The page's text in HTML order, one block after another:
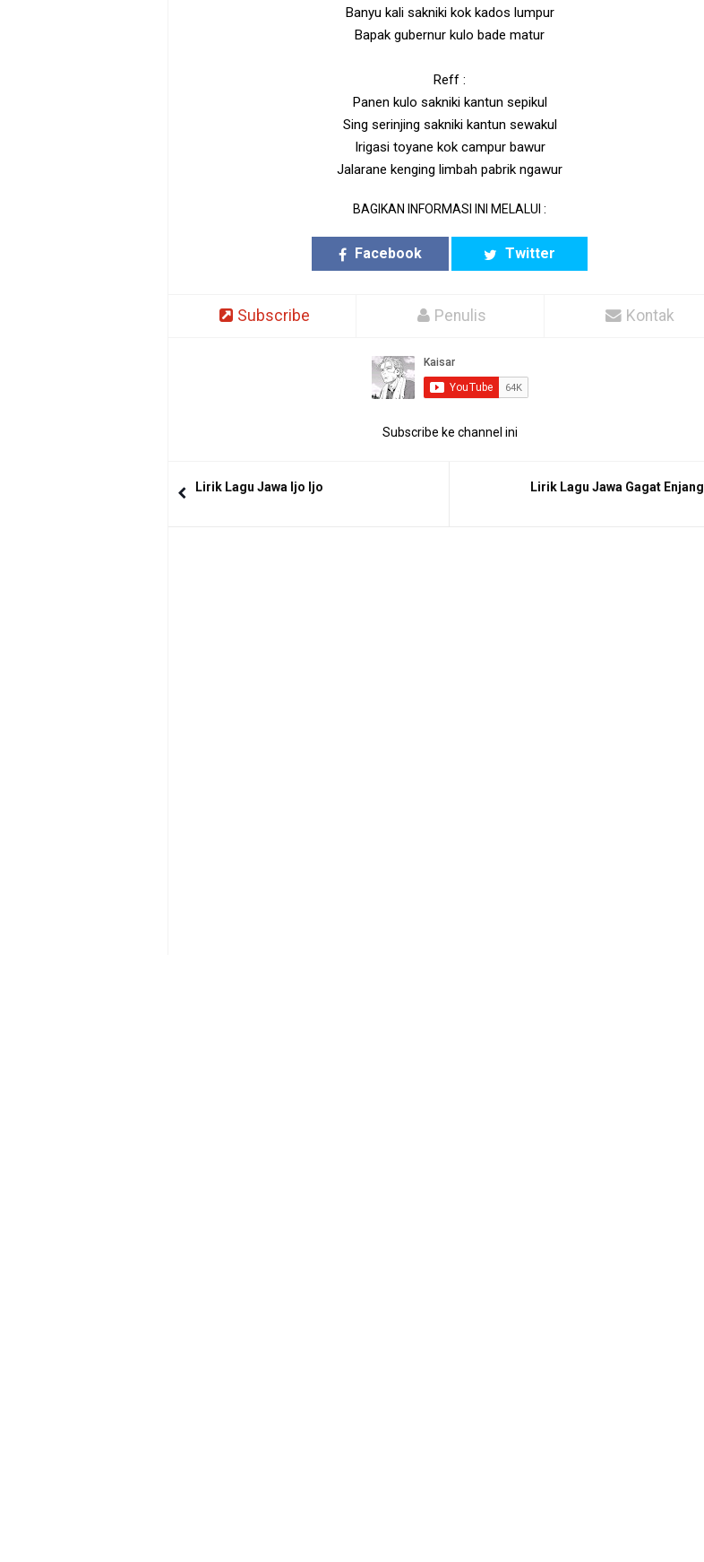
Banyu kali sakniki kok kados lumpur
Bapak gubernur kulo bade matur
Reff :
Panen kulo sakniki kantun sepikul
Sing serinjing sakniki kantun sewakul
Irigasi toyane kok campur bawur
Jalarane kenging limbah pabrik ngawur
BAGIKAN INFORMASI INI MELALUI :
Facebook Twitter
Subscribe Penulis Kontak
Subscribe ke channel ini
Lirik Lagu Jawa Ijo Ijo Lirik Lagu Jawa Gagat Enjang